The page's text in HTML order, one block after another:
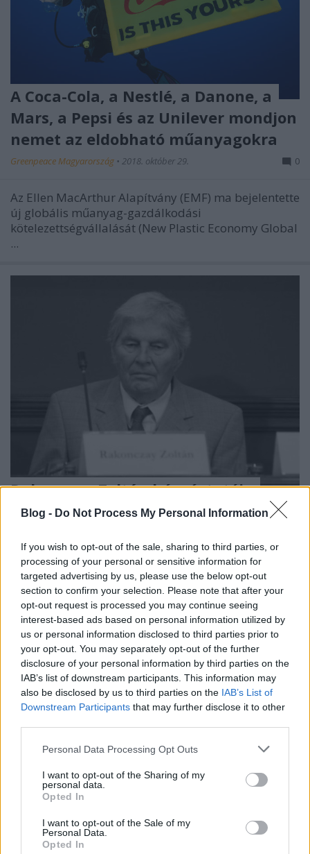
Blog - Do Not Process My Personal Information
If you wish to opt-out of the sale, sharing to third parties, or
processing of your personal or sensitive information for
targeted advertising by us, please use the below opt-out
section to confirm your selection. Please note that after your
opt-out request is processed you may continue seeing
interest-based ads based on personal information utilized by
us or personal information disclosed to third parties prior to
your opt-out. You may separately opt-out of the further
disclosure of your personal information by third parties on the
IAB’s list of downstream participants. This information may
also be disclosed by us to third parties on the IAB’s List of
Downstream Participants that may further disclose it to other
Please note that this website/app uses one or more Google
not limited to your visit or usage behaviour. You may click to
grant or deny consent to Google and its third-party tags to
use your data for below specified purposes in below Google
consent section.
Personal Data Processing Opt Outs
I want to opt-out of the Sharing of my
personal data.
Opted In
I want to opt-out of the Sale of my
Personal Data.
Opted In
A Coca-Cola, a Nestlé, a Danone, a
Mars, a Pepsi és az Unilever mondjon
nemet az eldobható műanyagokra
Greenpeace Magyarország • 2018. október 29. 0
Az Ellen MacArthur Alapítvány (EMF) ma bejelentette
új globális műanyag-gazdálkodási
kötelezettségvállalását (New Plastic Economy Global
...
Rakonczay Zoltán búcsúztatója
Greenpeace Magyarország•2018. október 04.
Hogy ébredtem rá, hogy a
műanyagszennyezés hatalmas
probléma?